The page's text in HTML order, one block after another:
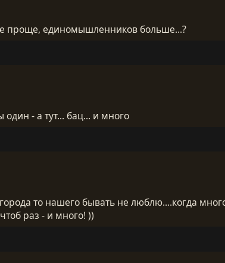
проще, единомышленников больше...?
- а тут... бац... и много
то нашего бывать не люблю....когда
раз - и много! ))